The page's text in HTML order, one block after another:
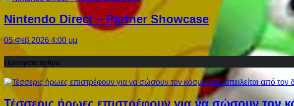
Nintendo Direct – Partner Showcase
05 Φεβ 2026 4:00 μμ
Πρόσφατα άρθρα
Τέσσερις ήρωες επιστρέφουν για να σώσουν τον